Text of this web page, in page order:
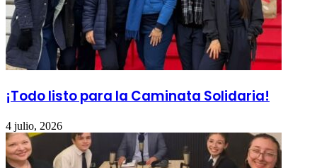
¡Todo listo para la Caminata Solidaria!
4 julio, 2026